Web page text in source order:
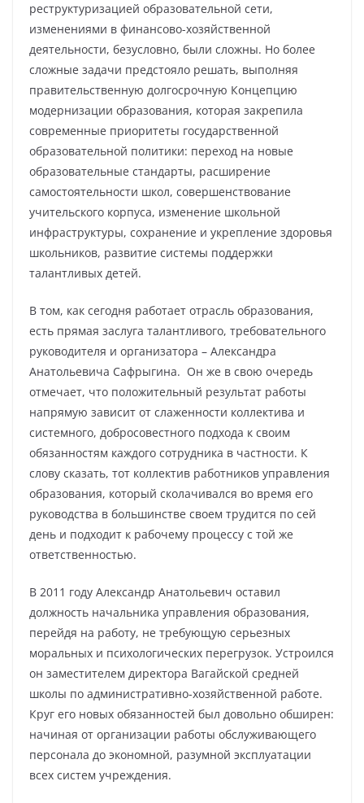
реструктуризацией образовательной сети,
изменениями в финансово-хозяйственной
деятельности, безусловно, были сложны. Но более
сложные задачи предстояло решать, выполняя
правительственную долгосрочную Концепцию
модернизации образования, которая закрепила
современные приоритеты государственной
образовательной политики: переход на новые
образовательные стандарты, расширение
самостоятельности школ, совершенствование
учительского корпуса, изменение школьной
инфраструктуры, сохранение и укрепление здоровья
школьников, развитие системы поддержки
талантливых детей.
В том, как сегодня работает отрасль образования,
есть прямая заслуга талантливого, требовательного
руководителя и организатора – Александра
Анатольевича Сафрыгина. Он же в свою очередь
отмечает, что положительный результат работы
напрямую зависит от слаженности коллектива и
системного, добросовестного подхода к своим
обязанностям каждого сотрудника в частности. К
слову сказать, тот коллектив работников управления
образования, который сколачивался во время его
руководства в большинстве своем трудится по сей
день и подходит к рабочему процессу с той же
ответственностью.
В 2011 году Александр Анатольевич оставил
должность начальника управления образования,
перейдя на работу, не требующую серьезных
моральных и психологических перегрузок. Устроился
он заместителем директора Вагайской средней
школы по административно-хозяйственной работе.
Круг его новых обязанностей был довольно обширен:
начиная от организации работы обслуживающего
персонала до экономной, разумной эксплуатации
всех систем учреждения.